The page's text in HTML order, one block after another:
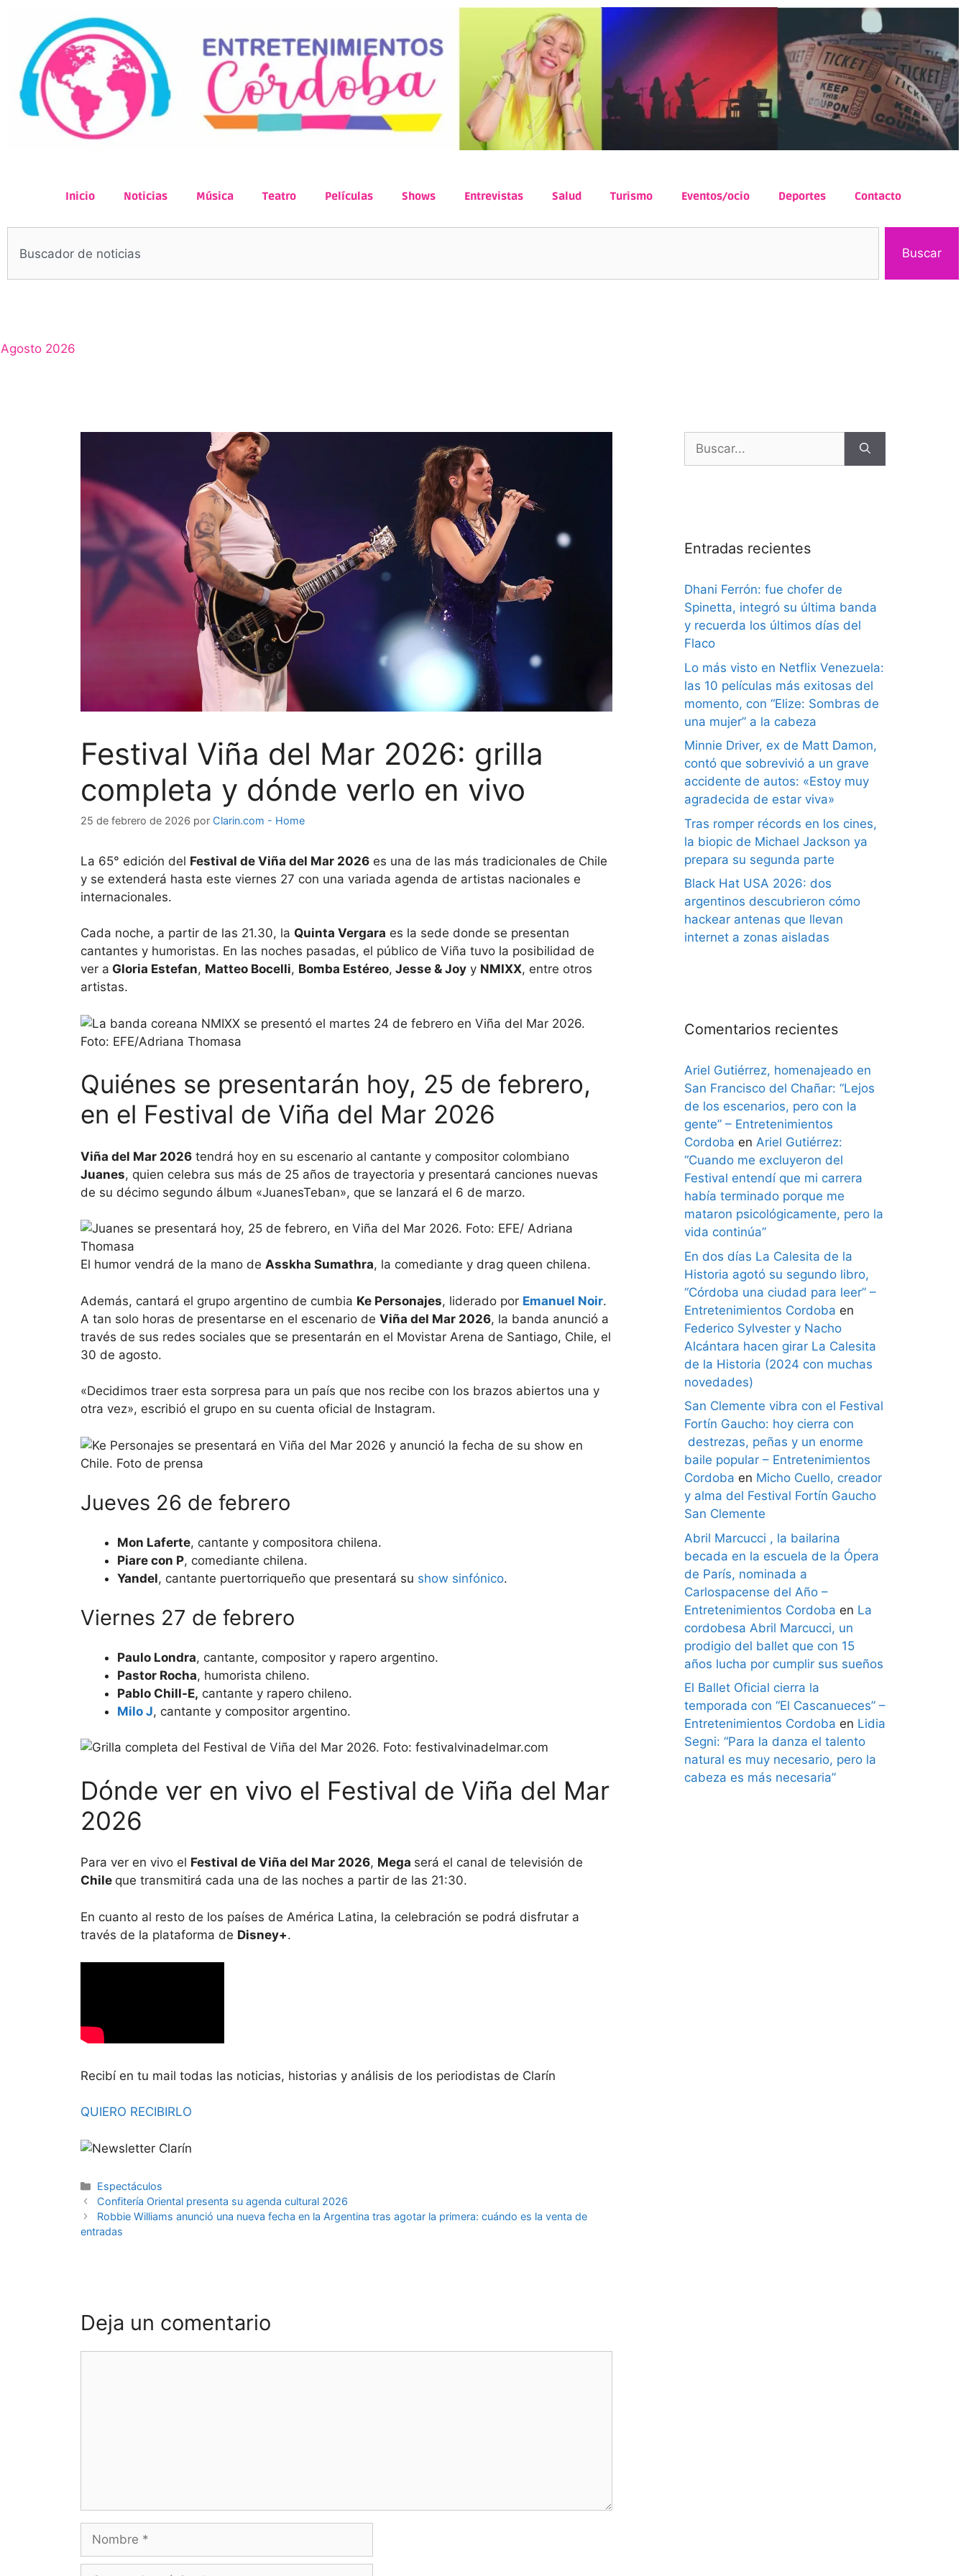
Inicio Noticias Música Teatro Películas Shows Entrevistas Salud Turismo Eventos/ocio Deportes Contacto
Buscar
Agosto 2026
Festival Viña del Mar 2026: grilla
completa y dónde verlo en vivo
25 de febrero de 2026 por Clarin.com - Home
La 65° edición del Festival de Viña del Mar 2026 es una de las más tradicionales de Chile
y se extenderá hasta este viernes 27 con una variada agenda de artistas nacionales e
internacionales.
Cada noche, a partir de las 21.30, la Quinta Vergara es la sede donde se presentan
cantantes y humoristas. En las noches pasadas, el público de Viña tuvo la posibilidad de
ver a Gloria Estefan, Matteo Bocelli, Bomba Estéreo, Jesse & Joy y NMIXX, entre otros
artistas.
Quiénes se presentarán hoy, 25 de febrero,
en el Festival de Viña del Mar 2026
Viña del Mar 2026 tendrá hoy en su escenario al cantante y compositor colombiano
Juanes, quien celebra sus más de 25 años de trayectoria y presentará canciones nuevas
de su décimo segundo álbum «JuanesTeban», que se lanzará el 6 de marzo.
El humor vendrá de la mano de Asskha Sumathra, la comediante y drag queen chilena.
Además, cantará el grupo argentino de cumbia Ke Personajes, liderado por Emanuel Noir.
A tan solo horas de presentarse en el escenario de Viña del Mar 2026, la banda anunció a
través de sus redes sociales que se presentarán en el Movistar Arena de Santiago, Chile, el
30 de agosto.
«Decidimos traer esta sorpresa para un país que nos recibe con los brazos abiertos una y
otra vez», escribió el grupo en su cuenta oficial de Instagram.
Jueves 26 de febrero
Mon Laferte, cantante y compositora chilena.
Piare con P, comediante chilena.
Yandel, cantante puertorriqueño que presentará su show sinfónico.
Viernes 27 de febrero
Paulo Londra, cantante, compositor y rapero argentino.
Pastor Rocha, humorista chileno.
Pablo Chill-E, cantante y rapero chileno.
Milo J, cantante y compositor argentino.
Dónde ver en vivo el Festival de Viña del Mar
2026
Para ver en vivo el Festival de Viña del Mar 2026, Mega será el canal de televisión de
Chile que transmitirá cada una de las noches a partir de las 21:30.
En cuanto al resto de los países de América Latina, la celebración se podrá disfrutar a
través de la plataforma de Disney+.
Recibí en tu mail todas las noticias, historias y análisis de los periodistas de Clarín
QUIERO RECIBIRLO
Espectáculos
Confitería Oriental presenta su agenda cultural 2026
Robbie Williams anunció una nueva fecha en la Argentina tras agotar la primera: cuándo es la venta de
entradas
Deja un comentario
Entradas recientes
Dhani Ferrón: fue chofer de
Spinetta, integró su última banda
y recuerda los últimos días del
Flaco
Lo más visto en Netflix Venezuela:
las 10 películas más exitosas del
momento, con “Elize: Sombras de
una mujer” a la cabeza
Minnie Driver, ex de Matt Damon,
contó que sobrevivió a un grave
accidente de autos: «Estoy muy
agradecida de estar viva»
Tras romper récords en los cines,
la biopic de Michael Jackson ya
prepara su segunda parte
Black Hat USA 2026: dos
argentinos descubrieron cómo
hackear antenas que llevan
internet a zonas aisladas
Comentarios recientes
Ariel Gutiérrez, homenajeado en
San Francisco del Chañar: “Lejos
de los escenarios, pero con la
gente” – Entretenimientos
Cordoba en Ariel Gutiérrez:
“Cuando me excluyeron del
Festival entendí que mi carrera
había terminado porque me
mataron psicológicamente, pero la
vida continúa”
En dos días La Calesita de la
Historia agotó su segundo libro,
“Córdoba una ciudad para leer” –
Entretenimientos Cordoba en
Federico Sylvester y Nacho
Alcántara hacen girar La Calesita
de la Historia (2024 con muchas
novedades)
San Clemente vibra con el Festival
Fortín Gaucho: hoy cierra con
destrezas, peñas y un enorme
baile popular – Entretenimientos
Cordoba en Micho Cuello, creador
y alma del Festival Fortín Gaucho
San Clemente
Abril Marcucci , la bailarina
becada en la escuela de la Ópera
de París, nominada a
Carlospacense del Año –
Entretenimientos Cordoba en La
cordobesa Abril Marcucci, un
prodigio del ballet que con 15
años lucha por cumplir sus sueños
El Ballet Oficial cierra la
temporada con “El Cascanueces” –
Entretenimientos Cordoba en Lidia
Segni: “Para la danza el talento
natural es muy necesario, pero la
cabeza es más necesaria”